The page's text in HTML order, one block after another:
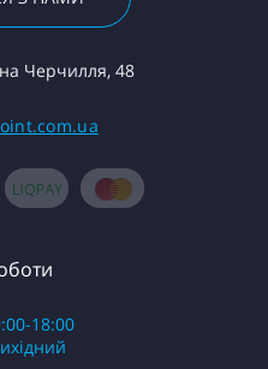
Черчилля, 48
18:00